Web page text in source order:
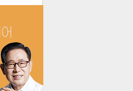
더보기